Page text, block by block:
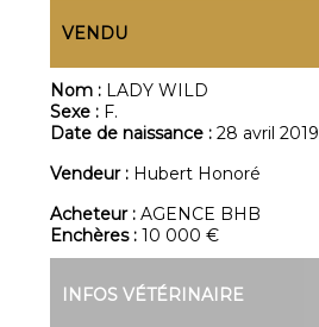
VENDU
Nom : LADY WILD
Sexe : F.
Date de naissance :28 avril 2019
Vendeur : Hubert Honoré
Acheteur :AGENCE BHB
Enchères :10 000 €
INFOS VÉTÉRINAIRE